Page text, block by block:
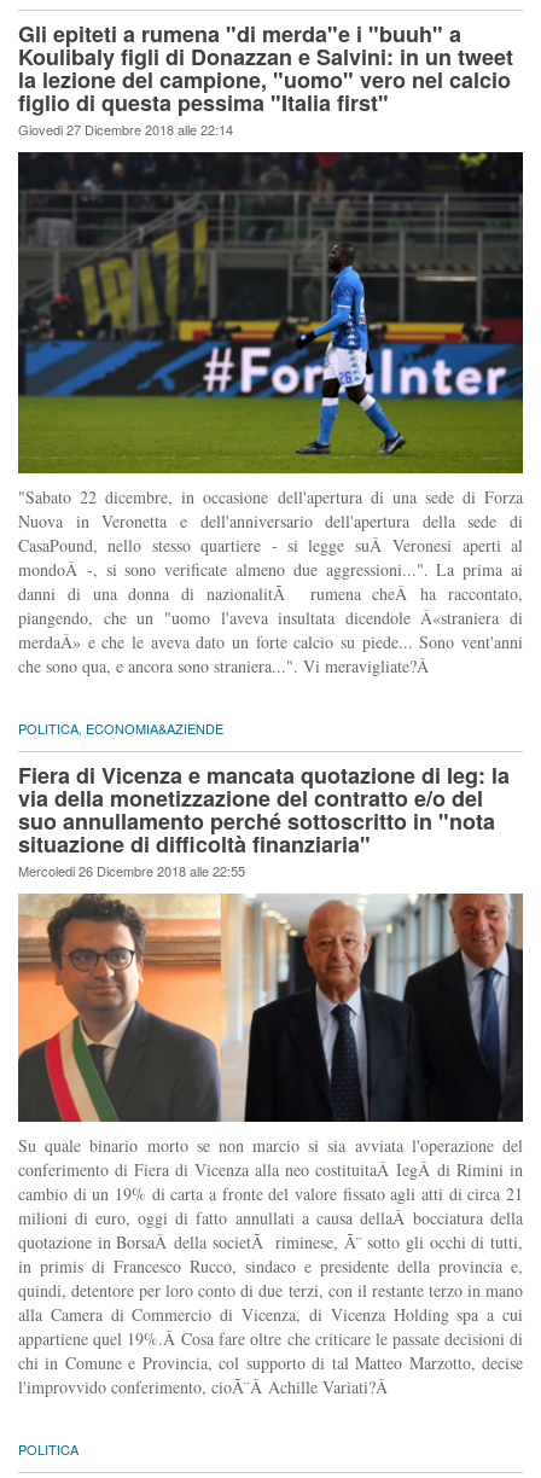
Gli epiteti a rumena "di merda"e i "buuh" a
Koulibaly figli di Donazzan e Salvini: in un tweet
la lezione del campione, "uomo" vero nel calcio
figlio di questa pessima "Italia first"
Giovedi 27 Dicembre 2018 alle 22:14
"Sabato 22 dicembre, in occasione dell'apertura di una sede di Forza
Nuova in Veronetta e dell'anniversario dell'apertura della sede di
CasaPound, nello stesso quartiere - si legge suÂ Veronesi aperti al
mondoÂ -, si sono verificate almeno due aggressioni...". La prima ai
danni di una donna di nazionalitÃ rumena cheÂ ha raccontato,
piangendo, che un "uomo l'aveva insultata dicendole Â«straniera di
merdaÂ» e che le aveva dato un forte calcio su piede... Sono vent'anni
che sono qua, e ancora sono straniera...". Vi meravigliate?Â
POLITICA, ECONOMIA&AZIENDE
Fiera di Vicenza e mancata quotazione di Ieg: la
via della monetizzazione del contratto e/o del
suo annullamento perché sottoscritto in "nota
situazione di difficoltà finanziaria"
Mercoledi 26 Dicembre 2018 alle 22:55
Su quale binario morto se non marcio si sia avviata l'operazione del
conferimento di Fiera di Vicenza alla neo costituitaÂ IegÂ di Rimini in
cambio di un 19% di carta a fronte del valore fissato agli atti di circa 21
milioni di euro, oggi di fatto annullati a causa dellaÂ bocciatura della
quotazione in BorsaÂ della societÃ riminese, Ã¨ sotto gli occhi di tutti,
in primis di Francesco Rucco, sindaco e presidente della provincia e,
quindi, detentore per loro conto di due terzi, con il restante terzo in mano
alla Camera di Commercio di Vicenza, di Vicenza Holding spa a cui
appartiene quel 19%.Â Cosa fare oltre che criticare le passate decisioni di
chi in Comune e Provincia, col supporto di tal Matteo Marzotto, decise
l'improvvido conferimento, cioÃ¨Â Achille Variati?Â
POLITICA